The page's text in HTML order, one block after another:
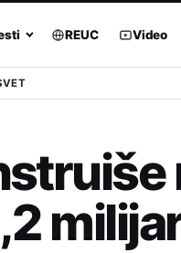
REUC Video